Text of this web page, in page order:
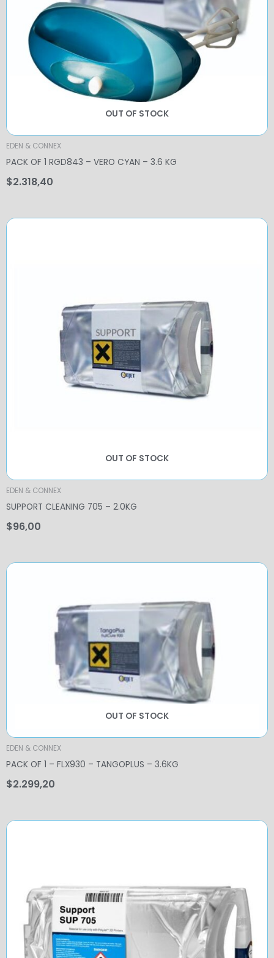
OUT OF STOCK
EDEN & CONNEX
PACK OF 1 RGD843 – VERO CYAN – 3.6 KG
$2.318,40
OUT OF STOCK
EDEN & CONNEX
SUPPORT CLEANING 705 – 2.0KG
$96,00
OUT OF STOCK
EDEN & CONNEX
PACK OF 1 – FLX930 – TANGOPLUS – 3.6KG
$2.299,20